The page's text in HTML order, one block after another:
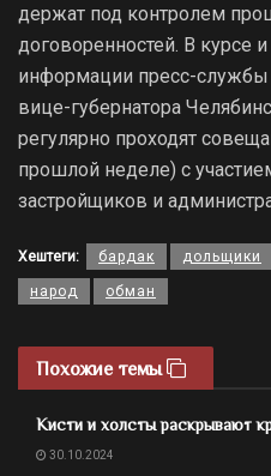
держат под контролем
договоренностей. В курсе
информации пресс-
вице-губернатора
регулярно проходят
прошлой неделе) с
застройщиков и
Хештеги: бардак дольщики
народ обман
Похожие темы
Кисти и холсты раскрывают
30.10.2024